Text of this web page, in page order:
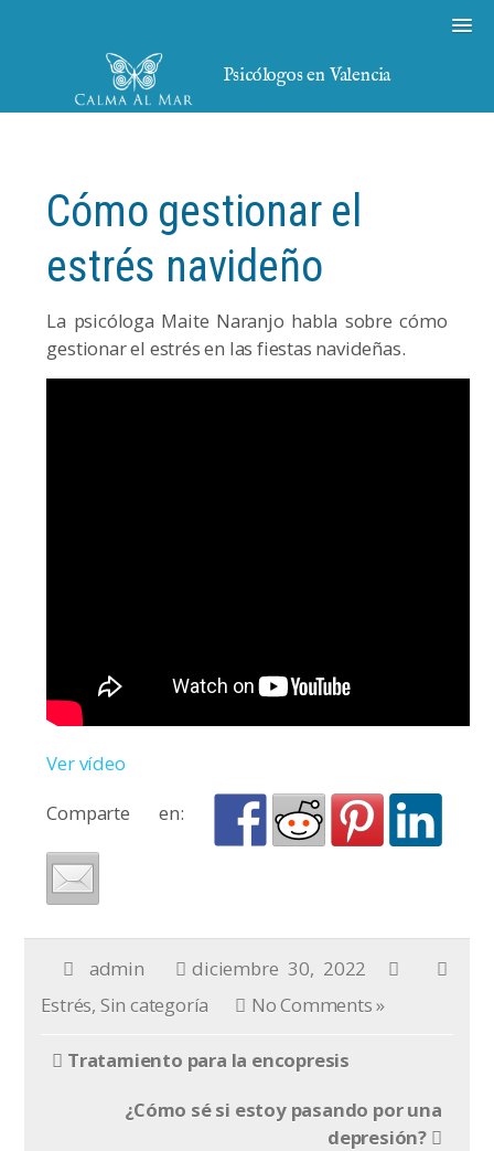
Psicólogos en Valencia
Cómo gestionar el
estrés navideño
La psicóloga Maite Naranjo habla sobre cómo
gestionar el estrés en las fiestas navideñas.
Ver vídeo
Comparte en:
admin
diciembre 30, 2022
Estrés, Sin categoría No Comments »
Tratamiento para la encopresis
¿Cómo sé si estoy pasando por una
depresión?